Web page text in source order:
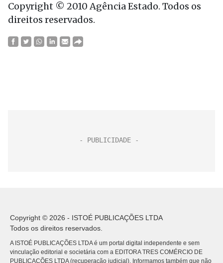
Copyright © 2010 Agência Estado. Todos os
direitos reservados.
Copyright © 2026 - ISTOÉ PUBLICAÇÕES LTDA
Todos os direitos reservados.
A ISTOÉ PUBLICAÇÕES LTDA é um portal digital independente e sem
vinculação editorial e societária com a EDITORA TRES COMÉRCIO DE
PUBLICACÕES LTDA (recuperação judicial). Informamos também que não